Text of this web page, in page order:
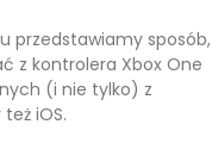
przedstawiamy sposób,
z kontrolera Xbox One
(i nie tylko) z
iOS.